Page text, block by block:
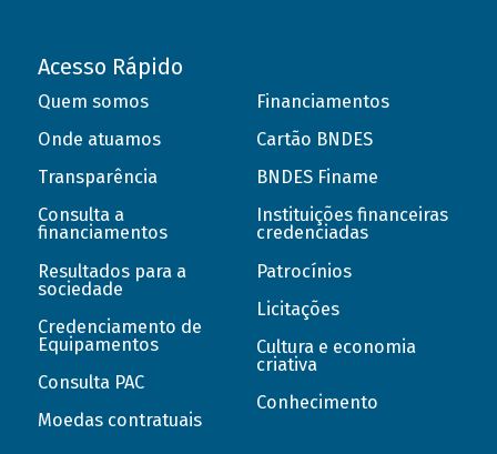
Acesso Rápido
Quem somos
Onde atuamos
Transparência
Consulta a
financiamentos
Resultados para a
sociedade
Credenciamento de
Equipamentos
Consulta PAC
Moedas contratuais
Financiamentos
Cartão BNDES
BNDES Finame
Instituições financeiras
credenciadas
Patrocínios
Licitações
Cultura e economia
criativa
Conhecimento